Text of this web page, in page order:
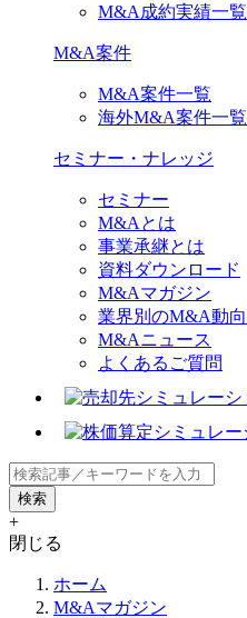
M&A成約実績一覧
M&A案件
M&A案件一覧
海外M&A案件一覧
セミナー・ナレッジ
セミナー
M&Aとは
事業承継とは
資料ダウンロード
M&Aマガジン
業界別のM&A動向
M&Aニュース
よくあるご質問
+
閉じる
ホーム
M&Aマガジン